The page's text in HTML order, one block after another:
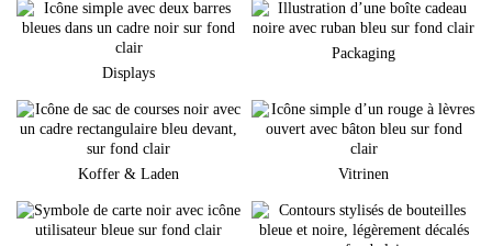
Displays
Packaging
Koffer & Laden Vitrinen